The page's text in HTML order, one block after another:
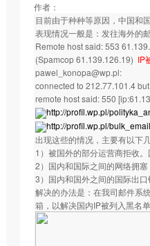
作者：
目前由于种种等原因，中国和
表现情况一般是：发往海外的
Remote host said: 553
(Spamcop 61.139.126.19) IP
pawel_konopa@wp.pl:
connected to 212.77.101.4
remote host said: 550
http://profil.wp.pl/
http://profil.wp.pl/
出现这些的情况，主要有以下
1）被国外的部分运营商拒收
2）国内和国际之间的网络拥
3）国内和国外之间的国际出
解决的办法是：在我司邮件系
箱，以解决国内IP被列入黑名